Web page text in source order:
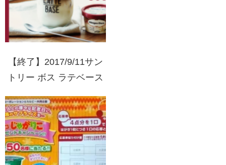
【終了】2017/9/11サン
トリー ボス ラテベース
が500名様に当たる！キ
ャンペーン